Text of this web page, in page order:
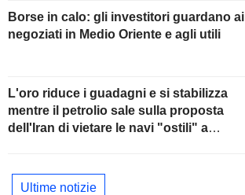
Borse in calo: gli investitori guardano ai
negoziati in Medio Oriente e agli utili
L'oro riduce i guadagni e si stabilizza
mentre il petrolio sale sulla proposta
dell'Iran di vietare le navi "ostili" a
Ultime notizie